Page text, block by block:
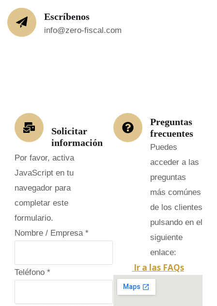
Escríbenos
info@zero-fiscal.com
Solicitar
información
Por favor, activa
JavaScript en tu
navegador para
completar este
formulario.
Nombre / Empresa *
Teléfono *
Preguntas
frecuentes
Puedes
acceder a las
preguntas
más comúnes
de los clientes
pulsando en el
siguiente
enlace:
Ir a las FAQs